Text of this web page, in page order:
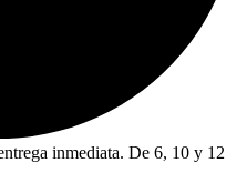
inmediata. De 6, 10 y 12